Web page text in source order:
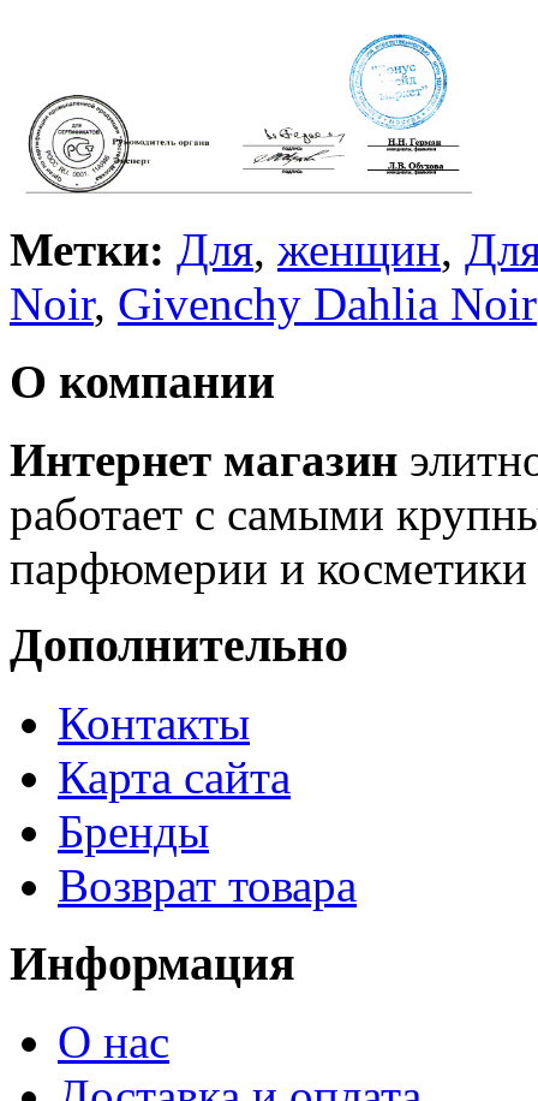
Метки: Для, женщин,
Noir, Givenchy Dahlia Noir
О компании
Интернет магазин
работает с самыми
парфюмерии и
Дополнительно
Контакты
Карта сайта
Бренды
Возврат товара
Информация
О нас